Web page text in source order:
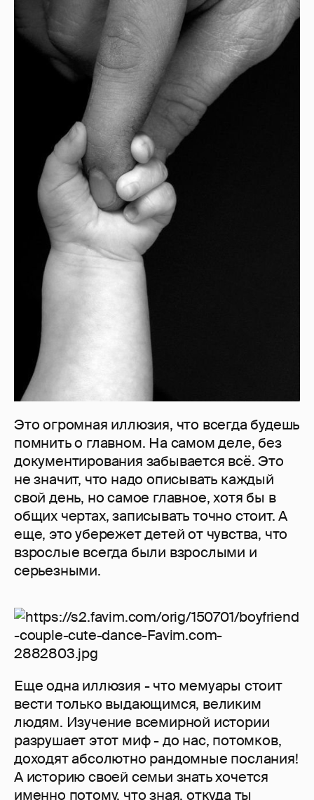
Это огромная иллюзия, что всегда будешь
помнить о главном. На самом деле, без
документирования забывается всё. Это
не значит, что надо описывать каждый
свой день, но самое главное, хотя бы в
общих чертах, записывать точно стоит. А
еще, это убережет детей от чувства, что
взрослые всегда были взрослыми и
серьезными.
Еще одна иллюзия - что мемуары стоит
вести только выдающимся, великим
людям. Изучение всемирной истории
разрушает этот миф - до нас, потомков,
доходят абсолютно рандомные послания!
А историю своей семьи знать хочется
именно потому, что зная, откуда ты